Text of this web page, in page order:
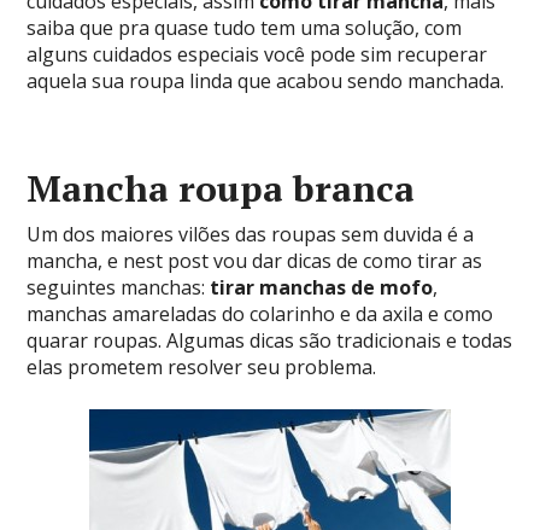
saiba que pra quase tudo tem uma solução, com
alguns cuidados especiais você pode sim recuperar
aquela sua roupa linda que acabou sendo manchada.
Mancha roupa branca
Um dos maiores vilões das roupas sem duvida é a
mancha, e nest post vou dar dicas de como tirar as
seguintes manchas: tirar manchas de mofo,
manchas amareladas do colarinho e da axila e como
quarar roupas. Algumas dicas são tradicionais e todas
elas prometem resolver seu problema.